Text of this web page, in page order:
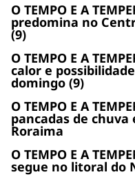
O TEMPO E A
predomina no
(9)
O TEMPO E A
calor e
domingo (9)
O TEMPO E A
pancadas de
Roraima
O TEMPO E A
segue no litoral do